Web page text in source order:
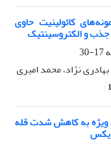
کائولینیت حاوی
و الکتروسینتیک
17-30
نژاد، محمد امیری
ویژه به کاهش شدت قله